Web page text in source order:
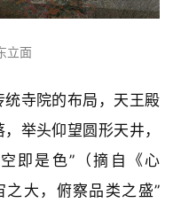
立面
寺院的布局，天王殿
举头仰望圆形天井，
即是色”（摘自《心
大，俯察品类之盛”